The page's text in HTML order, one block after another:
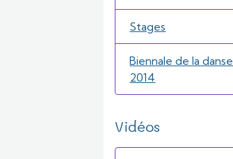
Stages
Biennale de la danse
2014
Vidéos